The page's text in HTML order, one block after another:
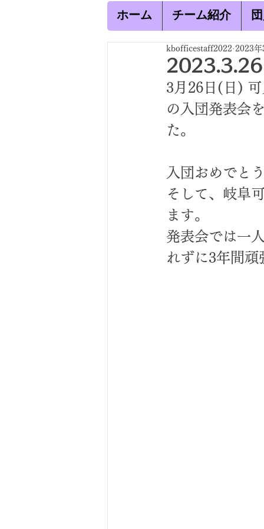
ホーム チーム紹介
2023.3.26
kbofficestaff2022 2023年
3月26日(日)
の入団発表会
た。
入団おめでと
そして、岐阜
ます。
発表会では一
れずに3年間